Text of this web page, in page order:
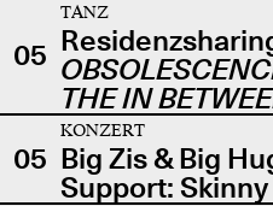
05
TANZ
THE IN
05
KONZERT
Big Zis & Big
Support: Skinny